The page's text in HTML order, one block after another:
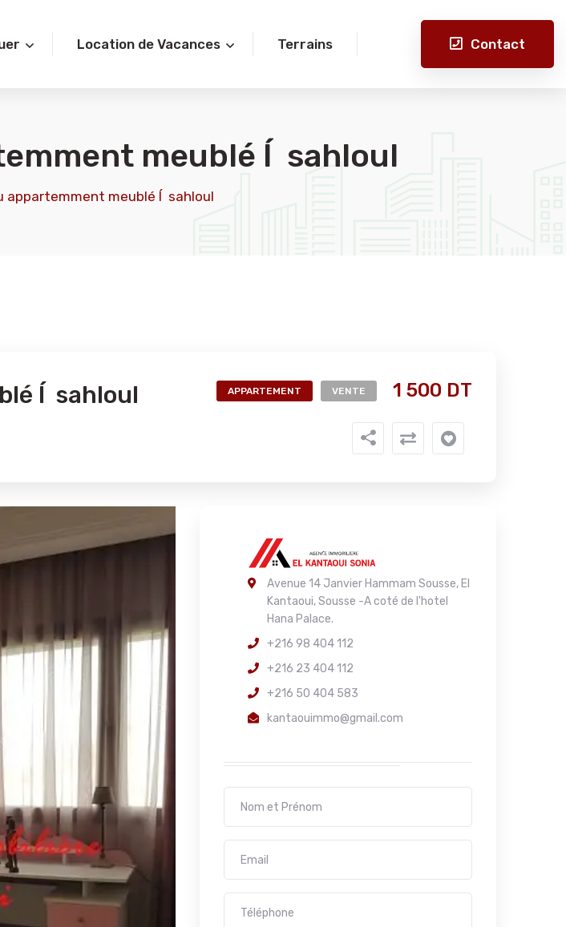
Location de Vacances Terrains Contact
meublé Í sahloul
appartemment meublé Í sahloul
Í sahloul APPARTEMENT VENTE 1 500 DT
Avenue 14 Janvier Hammam Sousse, El
Kantaoui, Sousse -A coté de l'hotel
Hana Palace.
+216 98 404 112
+216 23 404 112
+216 50 404 583
kantaouimmo@gmail.com